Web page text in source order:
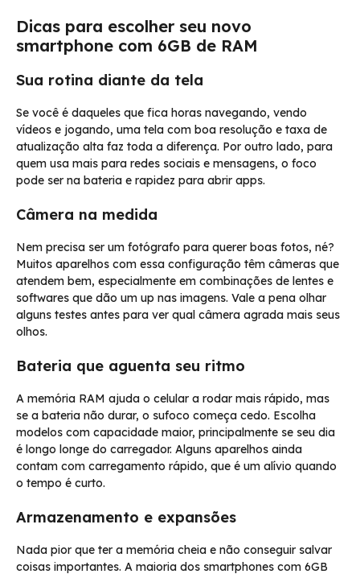
Dicas para escolher seu novo
smartphone com 6GB de RAM
Sua rotina diante da tela
Se você é daqueles que fica horas navegando, vendo
vídeos e jogando, uma tela com boa resolução e taxa de
atualização alta faz toda a diferença. Por outro lado, para
quem usa mais para redes sociais e mensagens, o foco
pode ser na bateria e rapidez para abrir apps.
Câmera na medida
Nem precisa ser um fotógrafo para querer boas fotos, né?
Muitos aparelhos com essa configuração têm câmeras que
atendem bem, especialmente em combinações de lentes e
softwares que dão um up nas imagens. Vale a pena olhar
alguns testes antes para ver qual câmera agrada mais seus
olhos.
Bateria que aguenta seu ritmo
A memória RAM ajuda o celular a rodar mais rápido, mas
se a bateria não durar, o sufoco começa cedo. Escolha
modelos com capacidade maior, principalmente se seu dia
é longo longe do carregador. Alguns aparelhos ainda
contam com carregamento rápido, que é um alívio quando
o tempo é curto.
Armazenamento e expansões
Nada pior que ter a memória cheia e não conseguir salvar
coisas importantes. A maioria dos smartphones com 6GB